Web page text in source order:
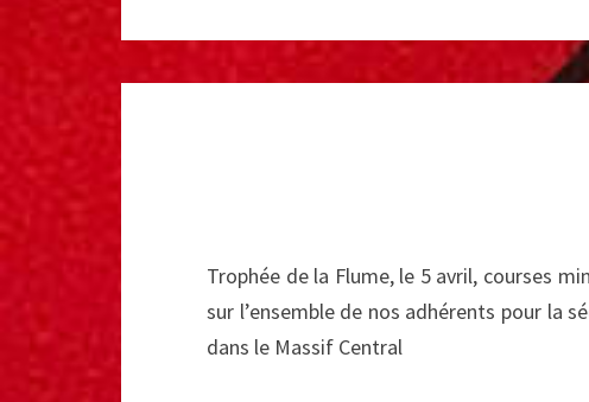
Trophée de la Flume, le 5 avril, courses
sur l’ensemble de nos adhérents pour la
dans le Massif Central